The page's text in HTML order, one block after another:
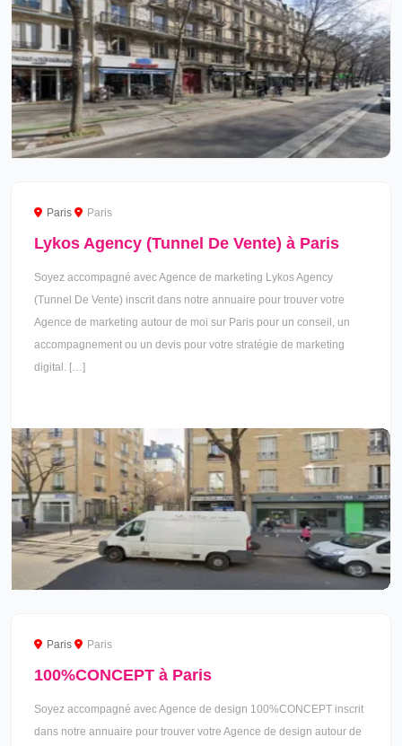
Paris Paris
Lykos Agency (Tunnel De Vente) à Paris
Soyez accompagné avec Agence de marketing Lykos Agency
(Tunnel De Vente) inscrit dans notre annuaire pour trouver votre
Agence de marketing autour de moi sur Paris pour un conseil, un
accompagnement ou un devis pour votre stratégie de marketing
digital. […]
Paris Paris
100%CONCEPT à Paris
Soyez accompagné avec Agence de design 100%CONCEPT inscrit
dans notre annuaire pour trouver votre Agence de design autour de